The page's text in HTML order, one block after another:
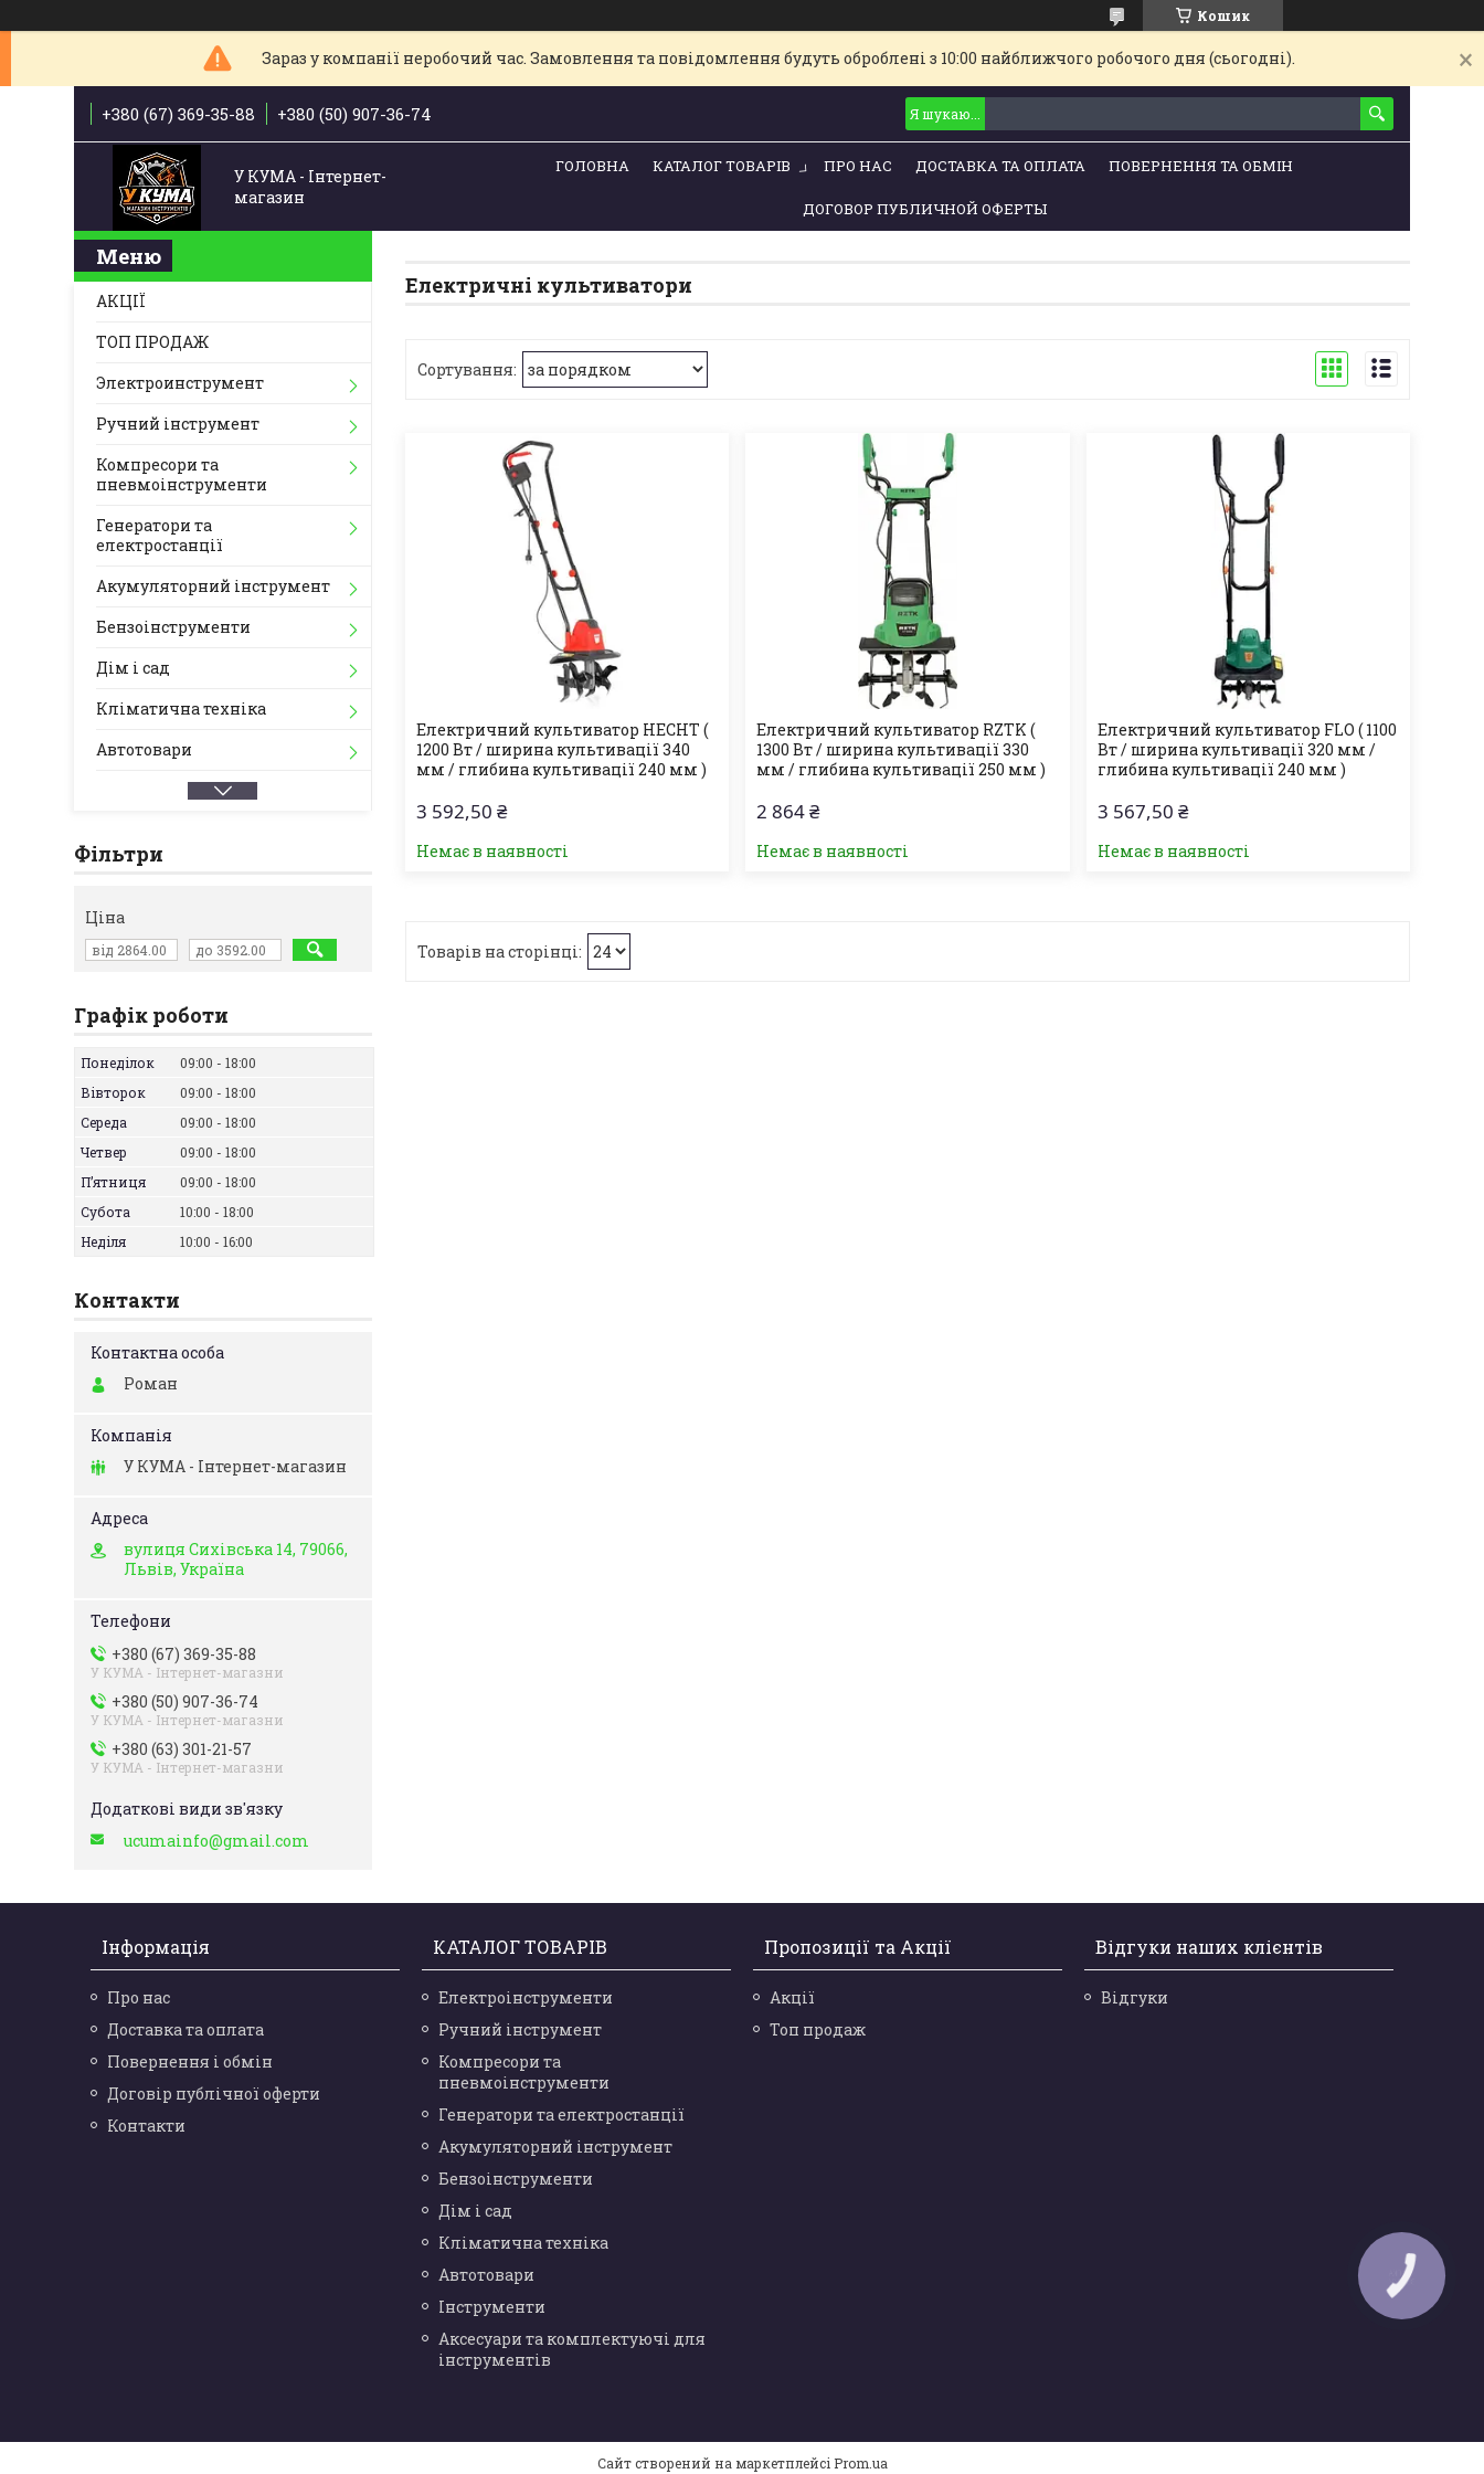
Кошик
Зараз у компанії неробочий час. Замовлення та повідомлення будуть оброблені з 10:00 найближчого робочого дня (сьогодні).
+380 (67) 369-35-88 +380 (50) 907-36-74
У КУМА - Інтернет-
магазин
ГОЛОВНА КАТАЛОГ ТОВАРІВ ПРО НАС ДОСТАВКА ТА ОПЛАТА ПОВЕРНЕННЯ ТА ОБМІН
ДОГОВОР ПУБЛИЧНОЙ ОФЕРТЫ
Електричні культиватори
Електричний культиватор HECHT (
1200 Вт / ширина культивації 340
мм / глибина культивації 240 мм )
3 592,50 ₴
Немає в наявності
Електричний культиватор RZTK (
1300 Вт / ширина культивації 330
мм / глибина культивації 250 мм )
2 864 ₴
Немає в наявності
Електричний культиватор FLO ( 1100
Вт / ширина культивації 320 мм /
глибина культивації 240 мм )
3 567,50 ₴
Немає в наявності
АКЦІЇ
ТОП ПРОДАЖ
Электроинструмент
Ручний інструмент
Компресори та
пневмоінструменти
Генератори та
електростанції
Акумуляторний інструмент
Бензоінструменти
Дім і сад
Кліматична техніка
Автотовари
Фільтри
Ціна
Графік роботи
Понеділок 09:00
18:00
Вівторок
09:00
18:00
Середа
09:00
18:00
Четвер
09:00
18:00
Пʼятниця
09:00
18:00
Субота
10:00
18:00
Неділя
10:00 16:00
Контакти
Роман
У КУМА - Інтернет-магазин
вулиця Сихівська 14, 79066,
Львів, Україна
+380 (67) 369-35-88
У КУМА - Інтернет-магазни
+380 (50) 907-36-74
У КУМА - Інтернет-магазни
+380 (63) 301-21-57
У КУМА - Інтернет-магазни
ucumainfo@gmail.com
Інформація
Про нас
Доставка та оплата
Повернення і обмін
Договір публічної оферти
Контакти
КАТАЛОГ ТОВАРІВ
Електроінструменти
Ручний інструмент
Компресори та
пневмоінструменти
Генератори та електростанції
Акумуляторний інструмент
Бензоінструменти
Дім і сад
Кліматична техніка
Автотовари
Інструменти
Аксесуари та комплектуючі для
інструментів
Пропозиції та Акції
Акції
Топ продаж
Відгуки наших клієнтів
Відгуки
Сайт створений на маркетплейсі Prom.ua
КНОПКА
ЗВ'ЯЗКУ